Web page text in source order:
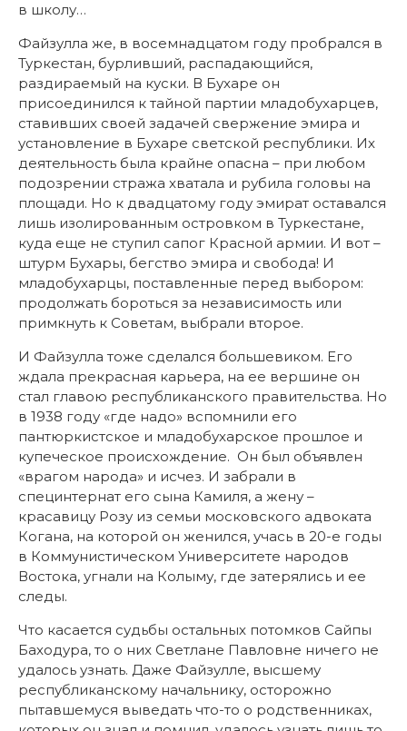
в школу…
Файзулла же, в восемнадцатом году пробрался в
Туркестан, бурливший, распадающийся,
раздираемый на куски. В Бухаре он
присоединился к тайной партии младобухарцев,
ставивших своей задачей свержение эмира и
установление в Бухаре светской республики. Их
деятельность была крайне опасна – при любом
подозрении стража хватала и рубила головы на
площади. Но к двадцатому году эмират оставался
лишь изолированным островком в Туркестане,
куда еще не ступил сапог Красной армии. И вот –
штурм Бухары, бегство эмира и свобода! И
младобухарцы, поставленные перед выбором:
продолжать бороться за независимость или
примкнуть к Советам, выбрали второе.
И Файзулла тоже сделался большевиком. Его
ждала прекрасная карьера, на ее вершине он
стал главою республиканского правительства. Но
в 1938 году «где надо» вспомнили его
пантюркистское и младобухарское прошлое и
купеческое происхождение. Он был объявлен
«врагом народа» и исчез. И забрали в
специнтернат его сына Камиля, а жену –
красавицу Розу из семьи московского адвоката
Когана, на которой он женился, учась в 20-е годы
в Коммунистическом Университете народов
Востока, угнали на Колыму, где затерялись и ее
следы.
Что касается судьбы остальных потомков Сайпы
Баходура, то о них Светлане Павловне ничего не
удалось узнать. Даже Файзулле, высшему
республиканскому начальнику, осторожно
пытавшемуся выведать что-то о родственниках,